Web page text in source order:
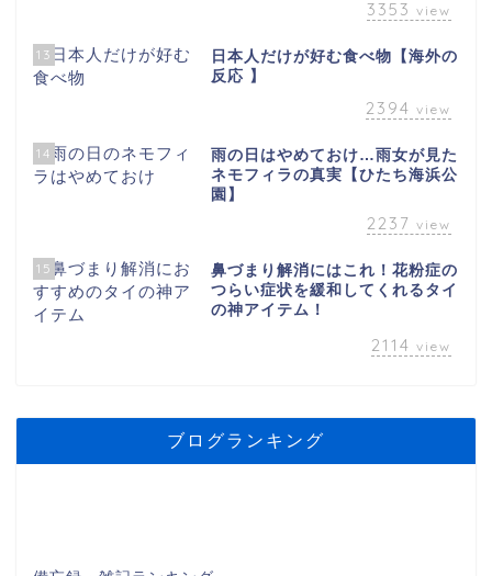
3353 view
13
日本人だけが好む食べ物【海外の
反応 】
2394 view
14
雨の日はやめておけ…雨女が見た
ネモフィラの真実【ひたち海浜公
園】
2237 view
15
鼻づまり解消にはこれ！花粉症の
つらい症状を緩和してくれるタイ
の神アイテム！
2114 view
ブログランキング